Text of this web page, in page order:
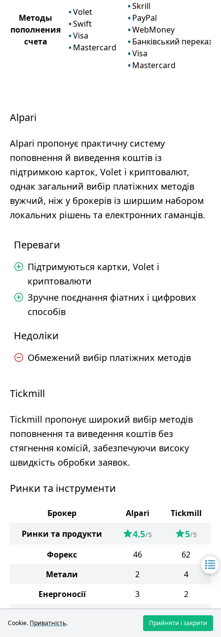
Методы
пополнения
счета
Volet
Swift
Visa
Mastercard
Skrill
PayPal
WebMoney
Банківський переказ
Visa
Mastercard
Alpari
Alpari пропонує практичну систему
поповнення й виведення коштів із
підтримкою карток, Volet і криптовалют,
однак загальний вибір платіжних методів
вужчий, ніж у брокерів із ширшим набором
локальних рішень та електронних гаманців.
Переваги
Підтримуються картки, Volet і
криптовалюти
Зручне поєднання фіатних і цифрових
способів
Недоліки
Обмежений вибір платіжних методів
Tickmill
Tickmill пропонує широкий вибір методів
поповнення та виведення коштів без
стягнення комісій, забезпечуючи високу
швидкість обробки заявок.
Ринки та інструменти
Брокер Alpari
Tickmill
Ринки та продукти
4.5/5 5/5
Форекс 46
62
Метали
2
4
Енергоносії
3
2
23
631 489
Cookie. Приватність. Прийняти і закрити